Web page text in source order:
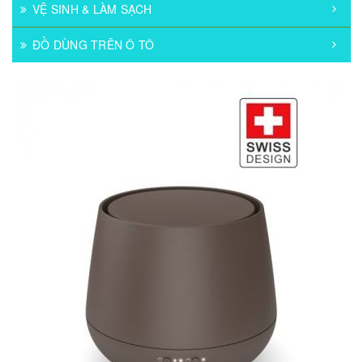
VỆ SINH & LÀM SẠCH
ĐỒ DÙNG TRÊN Ô TÔ